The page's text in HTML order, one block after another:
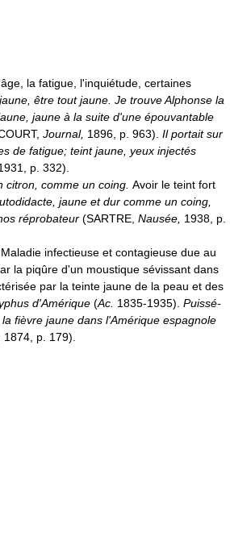
la fatigue, l'inquiétude, certaines
être tout jaune. Je trouve Alphonse la
jaune à la suite d'une épouvantable
Journal, 1896, p. 963). Il portait sur
de fatigue; teint jaune, yeux injectés
p. 332).
citron, comme un coing. Avoir le teint fort
jaune et dur comme un coing,
réprobateur (SARTRE, Nausée, 1938, p.
Maladie infectieuse et contagieuse due au
la piqûre d'un moustique sévissant dans
par la teinte jaune de la peau et des
d'Amérique (Ac. 1835-1935). Puissé-
fièvre jaune dans l'Amérique espagnole
1874, p. 179).